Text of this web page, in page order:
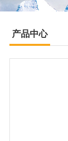
产品中心